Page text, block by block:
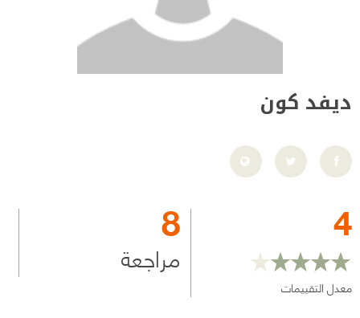
ديفد كون
4
معدل التقييمات
8
مراجعة